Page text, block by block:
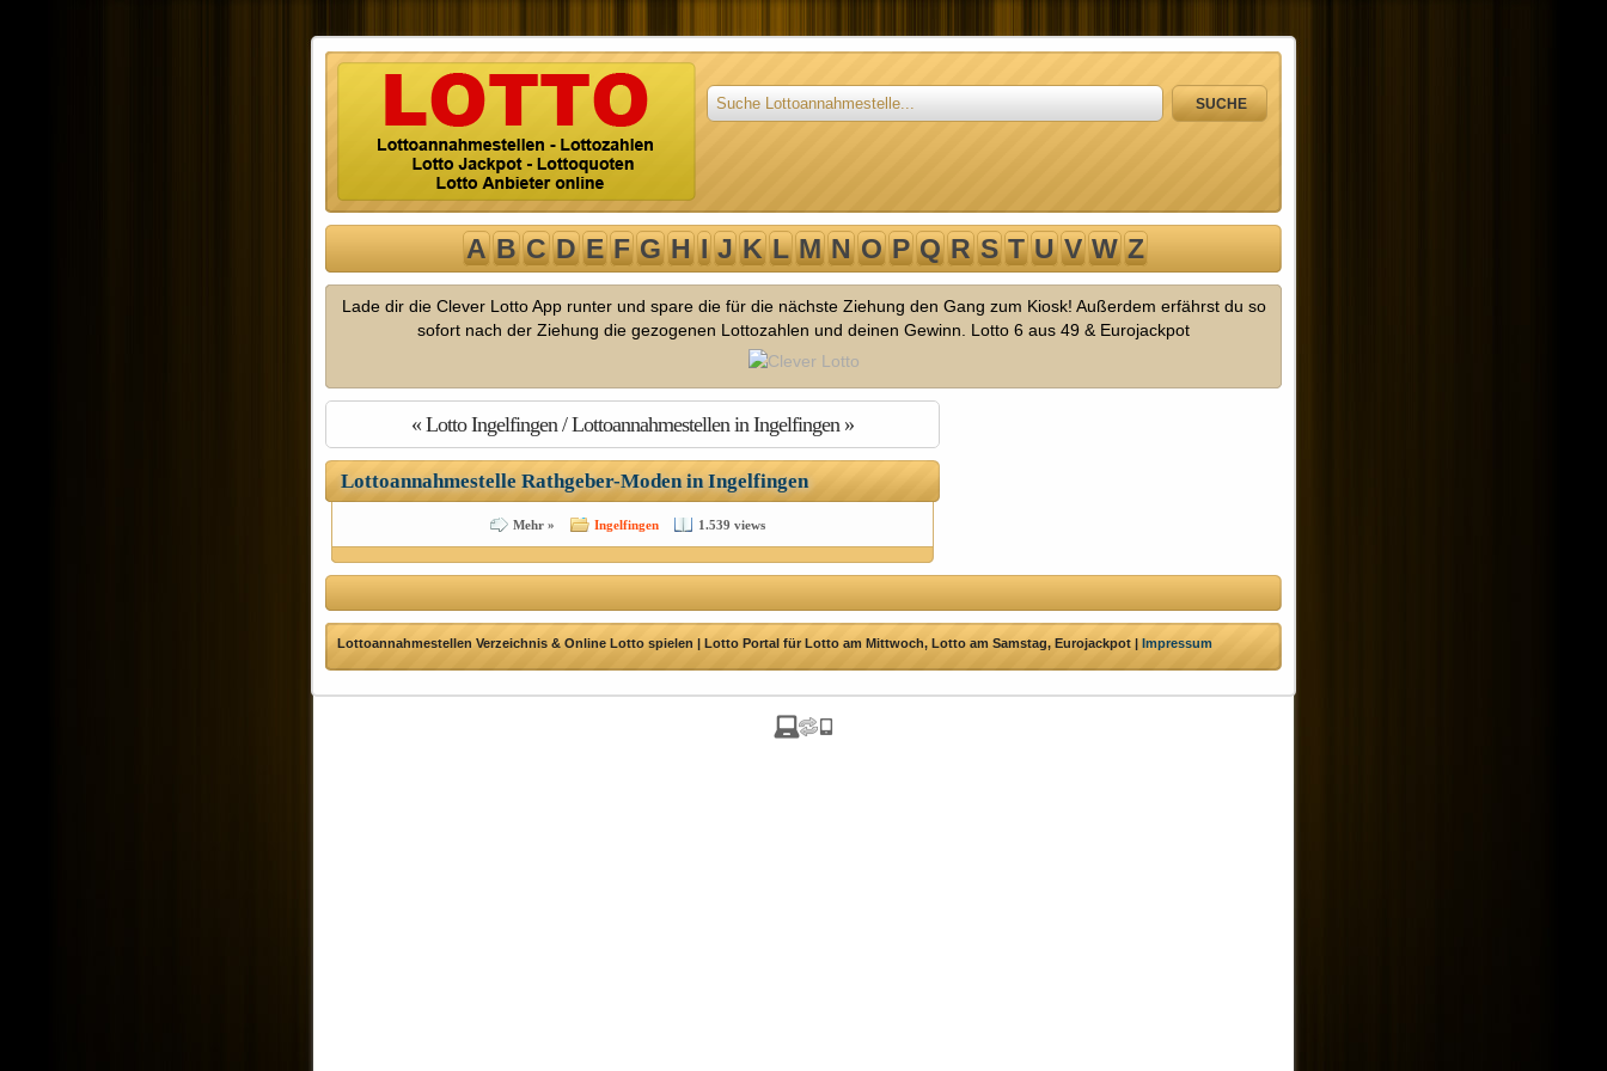
A B C D E F G H I J K L M N O P Q R S T U V W Z
Lade dir die Clever Lotto App runter und spare die für die nächste Ziehung den Gang zum Kiosk! Außerdem erfährst du so
sofort nach der Ziehung die gezogenen Lottozahlen und deinen Gewinn. Lotto 6 aus 49 & Eurojackpot
« Lotto Ingelfingen / Lottoannahmestellen in Ingelfingen »
Lottoannahmestelle Rathgeber-Moden in Ingelfingen
Mehr » Ingelfingen 1.539 views
Lottoannahmestellen Verzeichnis & Online Lotto spielen | Lotto Portal für Lotto am Mittwoch, Lotto am Samstag, Eurojackpot | Impressum